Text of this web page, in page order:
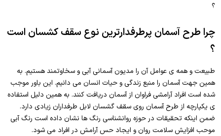
؟
چرا طرح آسمان پرطرفدارترین نوع سقف کشسان است
؟
طبیعت و همه ی عوامل آن را مدیون آسمانی آبی و سخاوتمند هستیم. به
همین جهت آسمان را منبع زندگی و حیات انسان می دانیم. این باور موجب
شده است افراد آرامشی فراوان از آسمان دریافت کنند. به همین دلیل استفاده
ی یکپارچه از طرح آسمان روی سقف گشسان لابل طرفداران زیادی دارد.
ضمن اینکه تحقیقات در حوزه روانشناسی رنگ ها نشان داده است رنگ آبی
موحب افزایش سلامت روان و ایجاد حس آرامش در افراد می شود.